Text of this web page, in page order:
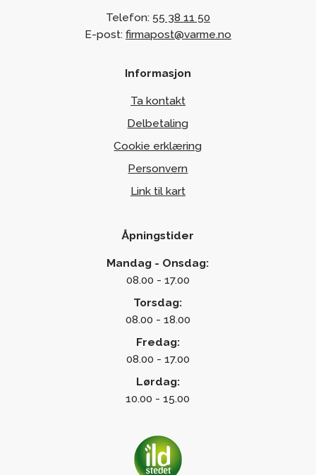
Telefon: 55 38 11 50
E-post: firmapost@varme.no
Informasjon
Ta kontakt
Delbetaling
Cookie erklæring
Personvern
Link til kart
Åpningstider
Mandag - Onsdag:
08.00 - 17.00
Torsdag:
08.00 - 18.00
Fredag:
08.00 - 17.00
Lørdag:
10.00 - 15.00